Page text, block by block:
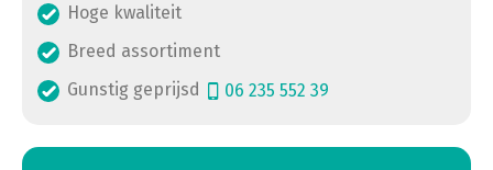
Hoge kwaliteit
Breed assortiment
Gunstig geprijsd
06 235 552 39
a